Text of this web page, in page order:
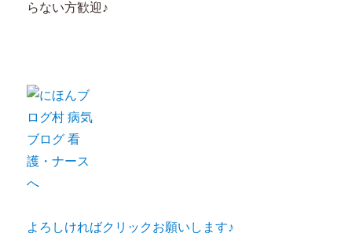
らない方歓迎♪
よろしければクリックお願いします♪